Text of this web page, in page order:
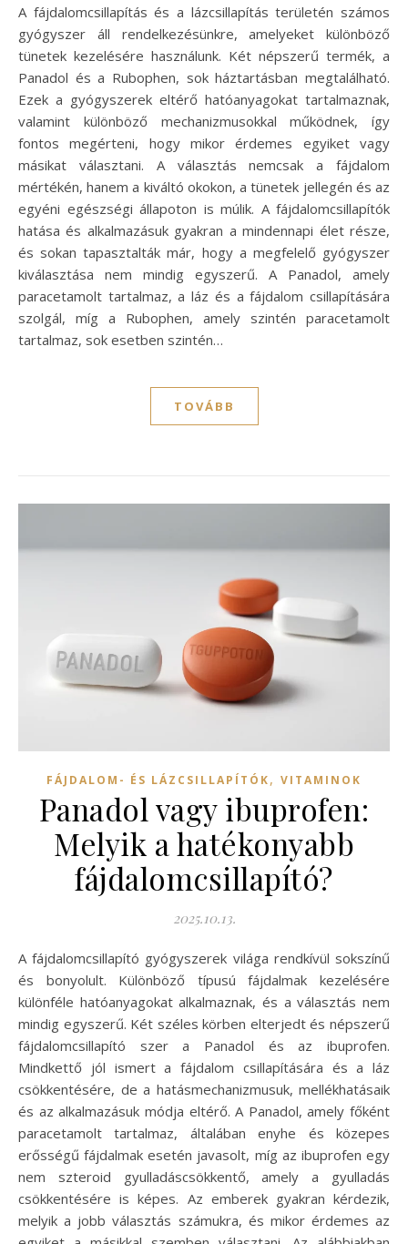
A fájdalomcsillapítás és a lázcsillapítás területén számos
gyógyszer áll rendelkezésünkre, amelyeket különböző
tünetek kezelésére használunk. Két népszerű termék, a
Panadol és a Rubophen, sok háztartásban megtalálható.
Ezek a gyógyszerek eltérő hatóanyagokat tartalmaznak,
valamint különböző mechanizmusokkal működnek, így
fontos megérteni, hogy mikor érdemes egyiket vagy
másikat választani. A választás nemcsak a fájdalom
mértékén, hanem a kiváltó okokon, a tünetek jellegén és az
egyéni egészségi állapoton is múlik. A fájdalomcsillapítók
hatása és alkalmazásuk gyakran a mindennapi élet része,
és sokan tapasztalták már, hogy a megfelelő gyógyszer
kiválasztása nem mindig egyszerű. A Panadol, amely
paracetamolt tartalmaz, a láz és a fájdalom csillapítására
szolgál, míg a Rubophen, amely szintén paracetamolt
tartalmaz, sok esetben szintén…
TOVÁBB
FÁJDALOM- ÉS LÁZCSILLAPÍTÓK, VITAMINOK
Panadol vagy ibuprofen:
Melyik a hatékonyabb
fájdalomcsillapító?
2025.10.13.
A fájdalomcsillapító gyógyszerek világa rendkívül sokszínű
és bonyolult. Különböző típusú fájdalmak kezelésére
különféle hatóanyagokat alkalmaznak, és a választás nem
mindig egyszerű. Két széles körben elterjedt és népszerű
fájdalomcsillapító szer a Panadol és az ibuprofen.
Mindkettő jól ismert a fájdalom csillapítására és a láz
csökkentésére, de a hatásmechanizmusuk, mellékhatásaik
és az alkalmazásuk módja eltérő. A Panadol, amely főként
paracetamolt tartalmaz, általában enyhe és közepes
erősségű fájdalmak esetén javasolt, míg az ibuprofen egy
nem szteroid gyulladáscsökkentő, amely a gyulladás
csökkentésére is képes. Az emberek gyakran kérdezik,
melyik a jobb választás számukra, és mikor érdemes az